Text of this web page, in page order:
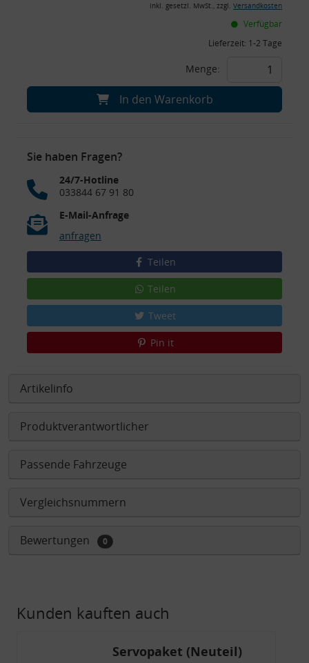
inkl. gesetzl. MwSt., zzgl. Versandkosten
Verfügbar
Lieferzeit: 1-2 Tage
Menge:
In den Warenkorb
Sie haben Fragen?
24/7-Hotline
033844 67 91 80
E-Mail-Anfrage
anfragen
Teilen
Teilen
Tweet
Pin it
Artikelinfo
Produktverantwortlicher
Passende Fahrzeuge
Vergleichsnummern
Bewertungen 0
Kunden kauften auch
Servopaket (Neuteil)